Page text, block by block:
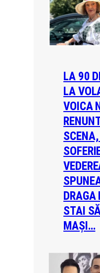
LA 90
LA
VOICA
DRAGA
STAI
MAȘI…